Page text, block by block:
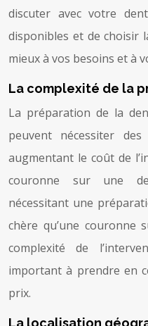
discuter avec votre
disponibles et de choisir
mieux à vos besoins et à
La complexité de la
La préparation de la
peuvent nécessiter
augmentant le coût de
couronne sur une
nécessitant une
chère qu’une
complexité de
important à prendre en
prix.
La localisation